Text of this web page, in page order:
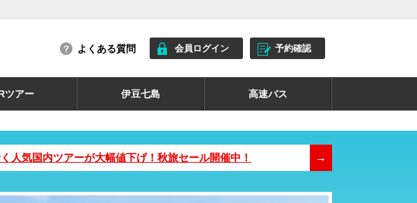
よくある質問 会員ログイン 予約確認
ツアー 伊豆七島 高速バス
人気国内ツアーが大幅値下げ！秋旅セール開催中！